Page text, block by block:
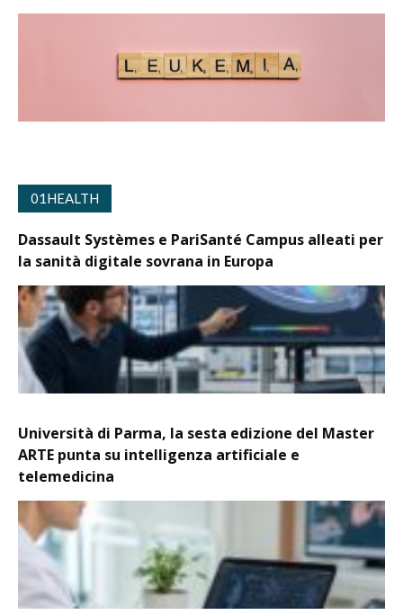
01HEALTH
Dassault Systèmes e PariSanté Campus alleati per
la sanità digitale sovrana in Europa
Università di Parma, la sesta edizione del Master
ARTE punta su intelligenza artificiale e
telemedicina